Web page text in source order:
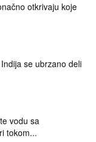
otkrivaju koje
se ubrzano deli
vodu sa
tokom...